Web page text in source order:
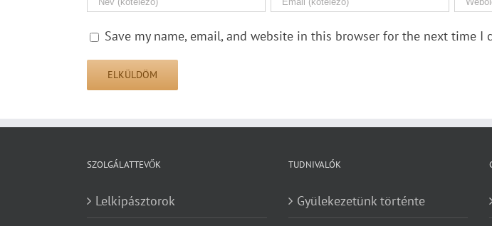
Save my name, email, and website in this browser for the next time I
SZOLGÁLATTEVŐK
Lelkipásztorok
TUDNIVALÓK
Gyülekezetünk történte